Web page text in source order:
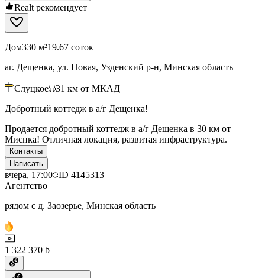
Realt рекомендует
Дом330 м²19.67 соток
аг. Дещенка, ул. Новая, Узденский р-н, Минская область
Слуцкое 31 км от МКАД
Добротный коттедж в а/г Дещенка!
Продается добротный коттедж в а/г Дещенка в 30 км от
Миснка! Отличная локация, развитая инфраструктура.
Контакты
Написать
вчера, 17:00 ID 4145313
Агентство
рядом с д. Заозерье, Минская область
1 322 370 ƃ